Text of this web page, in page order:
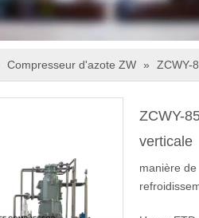
Compresseur d'azote ZW » ZCWY-
ZCWY-
verticale
manière de